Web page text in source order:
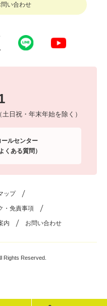
い合わせ
日祝・年末年始を除く）
ールセンター
よくある質問）
ップ
・免責事項
内 お問い合わせ
Rights Reserved.